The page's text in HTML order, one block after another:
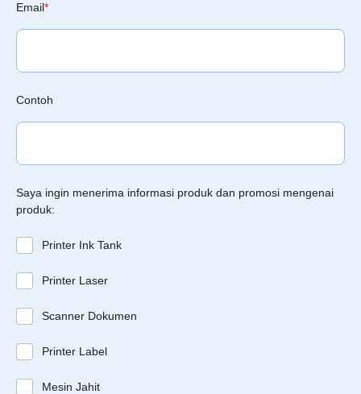
Email*
Contoh
Saya ingin menerima informasi produk dan promosi mengenai
produk:
Printer Ink Tank
Printer Laser
Scanner Dokumen
Printer Label
Mesin Jahit